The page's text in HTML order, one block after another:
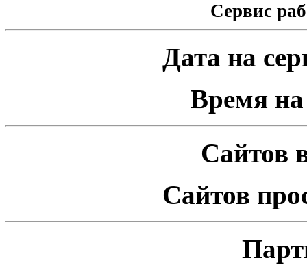
Сервис
Дата на
Время на
Сайтов
Сайтов